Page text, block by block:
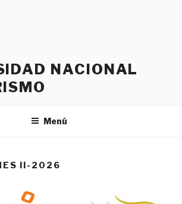
NACIONAL
Menú
II-2026